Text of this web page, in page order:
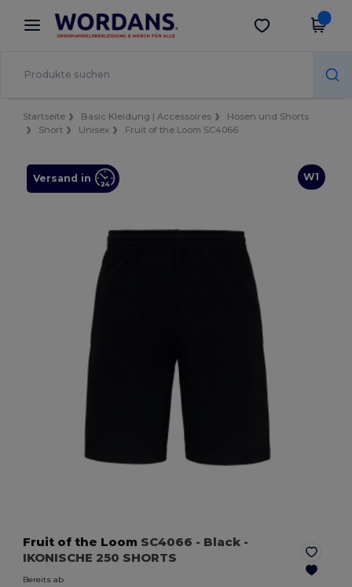
× Wordans App
Bessere Preise in der App!
App holen
Startseite Basic Kleidung | Accessoires
Hosen und Shorts
Short
Unisex Fruit of the Loom SC4066
W1
Versand in
Fruit of the Loom SC4066 - Black -
IKONISCHE 250 SHORTS
Bereits ab